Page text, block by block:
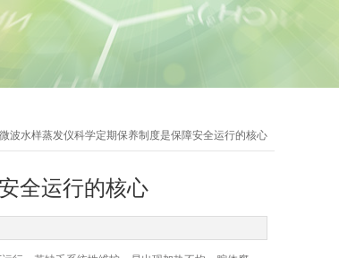
波水样蒸发仪科学定期保养制度是保障安全运行的核心
全运行的核心